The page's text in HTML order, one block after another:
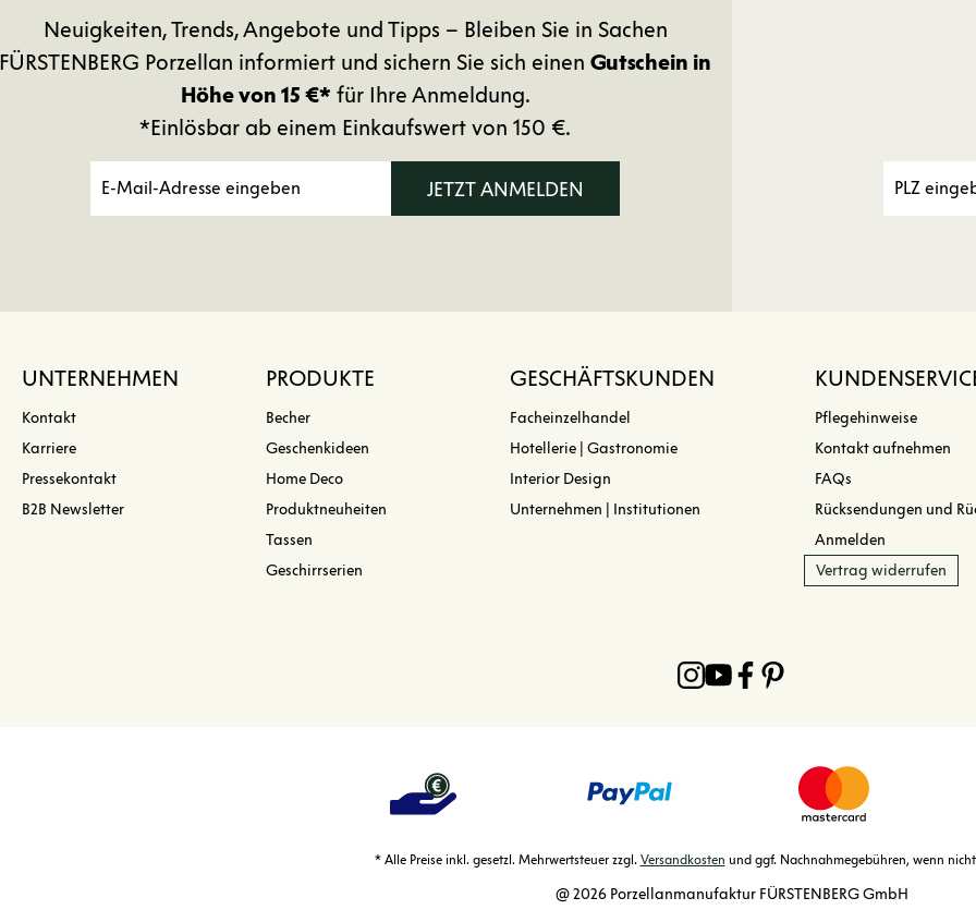
Neuigkeiten, Trends, Angebote und Tipps – Bleiben Sie in Sachen
FÜRSTENBERG Porzellan informiert und sichern Sie sich einen Gutschein in
Höhe von 15 €* für Ihre Anmeldung.
*Einlösbar ab einem Einkaufswert von 150 €.
JETZT ANMELDEN
UNTERNEHMEN
Kontakt
Karriere
Pressekontakt
B2B Newsletter
PRODUKTE
Becher
Geschenkideen
Home Deco
Produktneuheiten
Tassen
Geschirrserien
GESCHÄFTSKUNDEN
Facheinzelhandel
Hotellerie | Gastronomie
Interior Design
Unternehmen | Institutionen
Pflegehinweise
Kontakt aufnehmen
FAQs
Rücksendungen und
Anmelden
Vertrag widerrufen
* Alle Preise inkl. gesetzl. Mehrwertsteuer zzgl. Versandkosten und ggf. Nachnahmegebühren, wenn
@ 2026 Porzellanmanufaktur FÜRSTENBERG GmbH